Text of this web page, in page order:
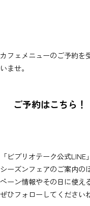
カフェメニューのご予約を
いませ。
ご予約はこちら！
「ビブリオテーク公式
シーズンフェアのご案内の
ペーン情報やその日に使え
ぜひフォローしてください